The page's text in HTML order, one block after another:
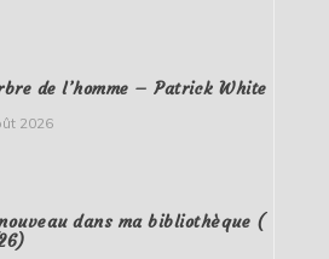
de l’homme – Patrick White
2026
dans ma bibliothèque (